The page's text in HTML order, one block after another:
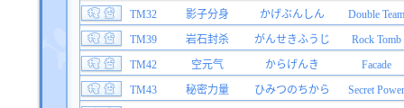
TM32
影子分身 かげぶんしん
Double Team
TM39
岩石封杀 がんせきふうじ
Rock Tomb
TM42
空元气 からげんき
Facade
TM43
秘密力量 ひみつのちから
Secret Power